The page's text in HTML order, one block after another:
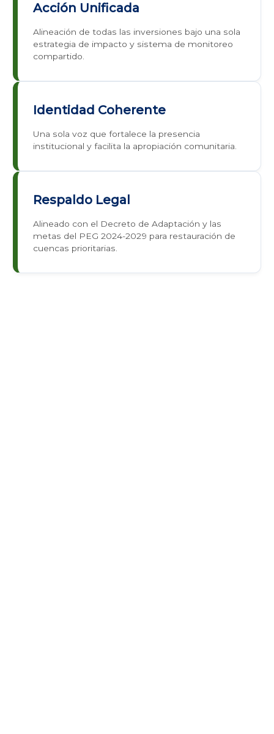
Acción Unificada
Alineación de todas las inversiones bajo una sola
estrategia de impacto y sistema de monitoreo
compartido.
Identidad Coherente
Una sola voz que fortalece la presencia
institucional y facilita la apropiación comunitaria.
Respaldo Legal
Alineado con el Decreto de Adaptación y las
metas del PEG 2024-2029 para restauración de
cuencas prioritarias.